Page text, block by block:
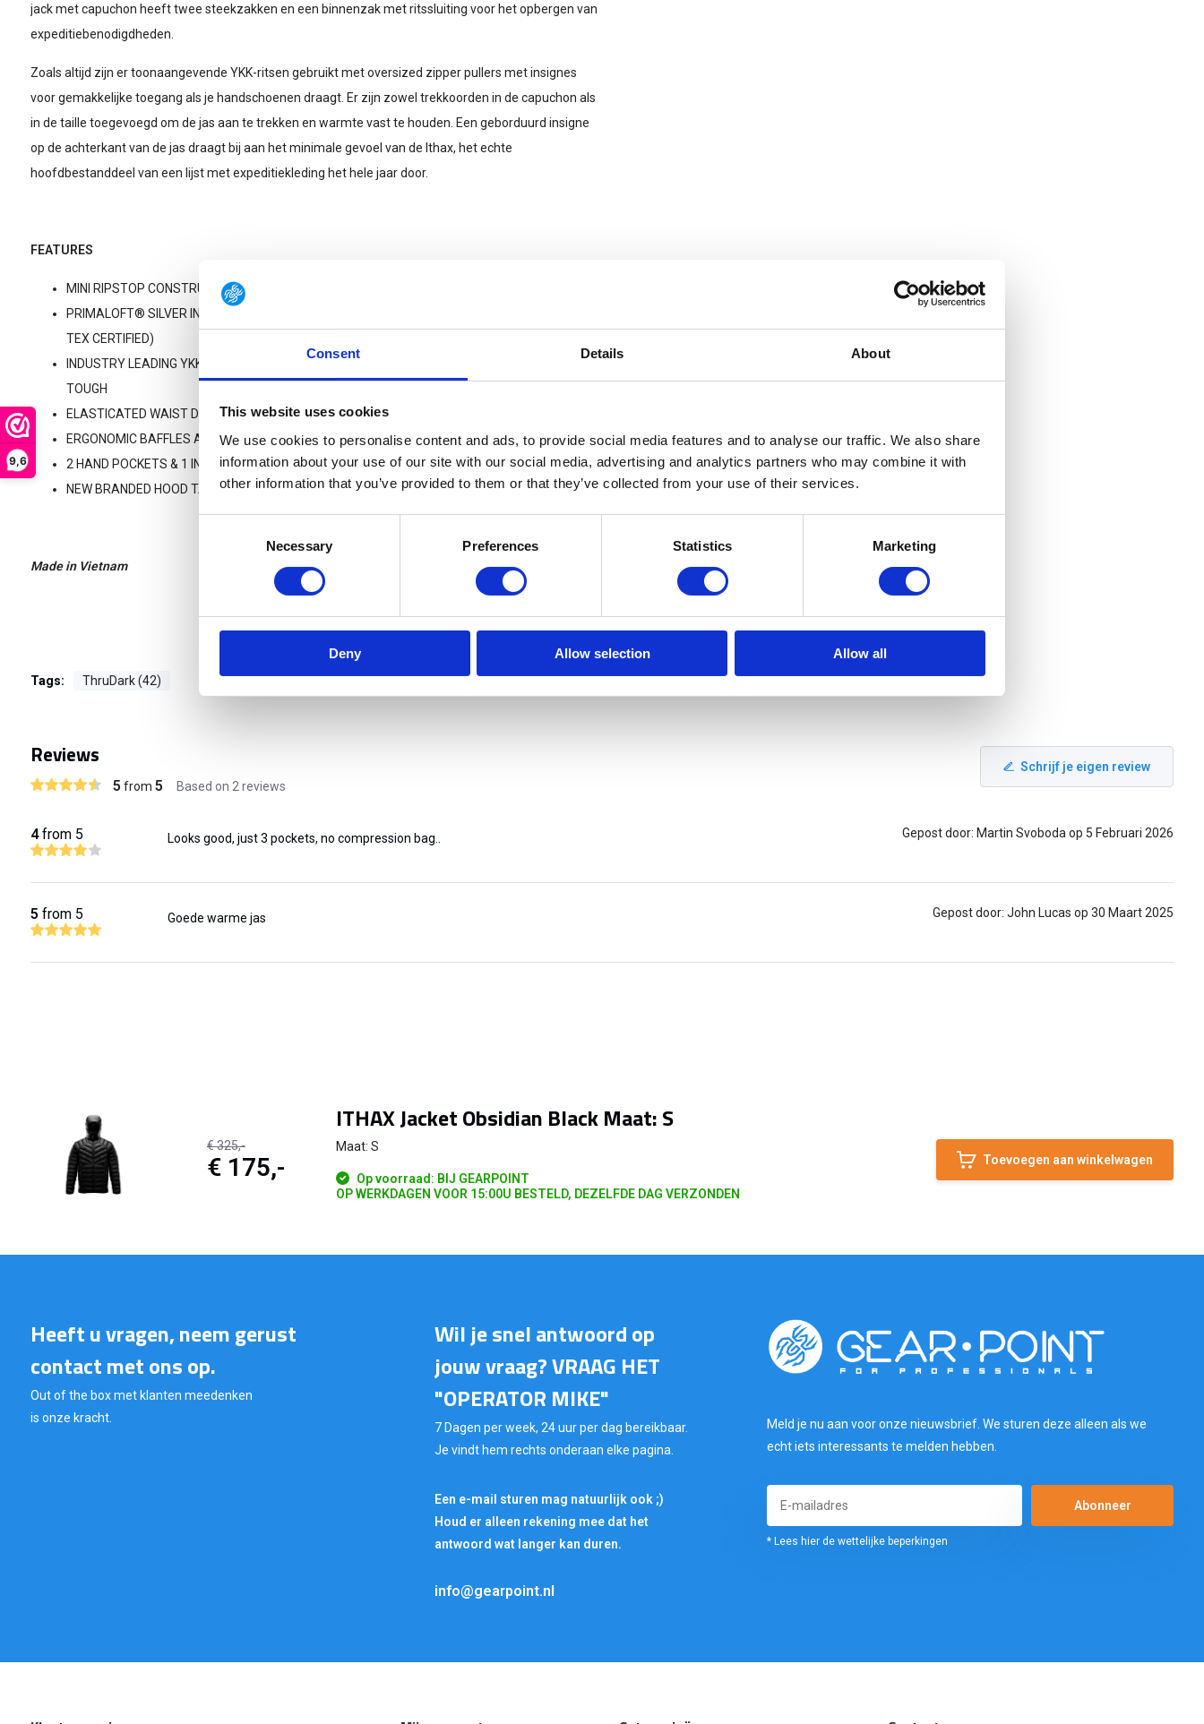
Consent Details About
This website uses cookies
We use cookies to personalise content and ads, to provide social media features and to analyse our traffic. We also share
information about your use of our site with our social media, advertising and analytics partners who may combine it with
other information that you’ve provided to them or that they’ve collected from your use of their services.
Necessary Preferences Statistics Marketing
Deny Allow selection Allow all
9,6
jack met capuchon heeft twee steekzakken en een binnenzak met ritssluiting voor het opbergen van
expeditiebenodigdheden.
Zoals altijd zijn er toonaangevende YKK-ritsen gebruikt met oversized zipper pullers met insignes
voor gemakkelijke toegang als je handschoenen draagt. Er zijn zowel trekkoorden in de capuchon als
in de taille toegevoegd om de jas aan te trekken en warmte vast te houden. Een geborduurd insigne
op de achterkant van de jas draagt ​​bij aan het minimale gevoel van de Ithax, het echte
hoofdbestanddeel van een lijst met expeditiekleding het hele jaar door.
FEATURES
MINI RIPSTOP CONSTRUCTION (100% RECYCLED NYLON) WITH PFC FREE DWR TREATMENT
PRIMALOFT® SILVER INSULATION THERMOPLUME® CROSS CORE™ (BLUESIGN AND OEKO-
TEX CERTIFIED)
INDUSTRY LEADING YKK ZIPS - FOR ZIPS THAT WON’T JAM OR BREAK WHEN THE GOING GETS
TOUGH
ELASTICATED WAIST DRAWSTRING, SLEEVE CUFFS & HOOD DRAWSTRING.
ERGONOMIC BAFFLES AND RAISED NECKLINE
2 HAND POCKETS & 1 INTERNAL ZIPPED POCKET
NEW BRANDED HOOD TAPING, EMBROIDERED INSIGNIA & INSIGNIA ZIP PULLS
Made in Vietnam
Tags: ThruDark (42)
Reviews
5 from 5 Based on 2 reviews
Schrijf je eigen review
4from 5 Looks good, just 3 pockets, no compression bag.. Gepost door: Martin Svoboda op 5 Februari 2026
5 from 5 Goede warme jas Gepost door: John Lucas op 30 Maart 2025
€ 325,-
€ 175,-
ITHAX Jacket Obsidian Black Maat: S
Maat: S
Op voorraad: BIJ GEARPOINT
OP WERKDAGEN VOOR 15:00U BESTELD, DEZELFDE DAG VERZONDEN
Toevoegen aan winkelwagen
Heeft u vragen, neem gerust
contact met ons op.
Out of the box met klanten meedenken
is onze kracht.
Wil je snel antwoord op
jouw vraag? VRAAG HET
"OPERATOR MIKE"
7 Dagen per week, 24 uur per dag bereikbaar.
Je vindt hem rechts onderaan elke pagina.
Een e-mail sturen mag natuurlijk ook ;)
Houd er alleen rekening mee dat het
antwoord wat langer kan duren.
info@gearpoint.nl
Meld je nu aan voor onze nieuwsbrief. We sturen deze alleen als we
echt iets interessants te melden hebben.
Abonneer
* Lees hier de wettelijke beperkingen